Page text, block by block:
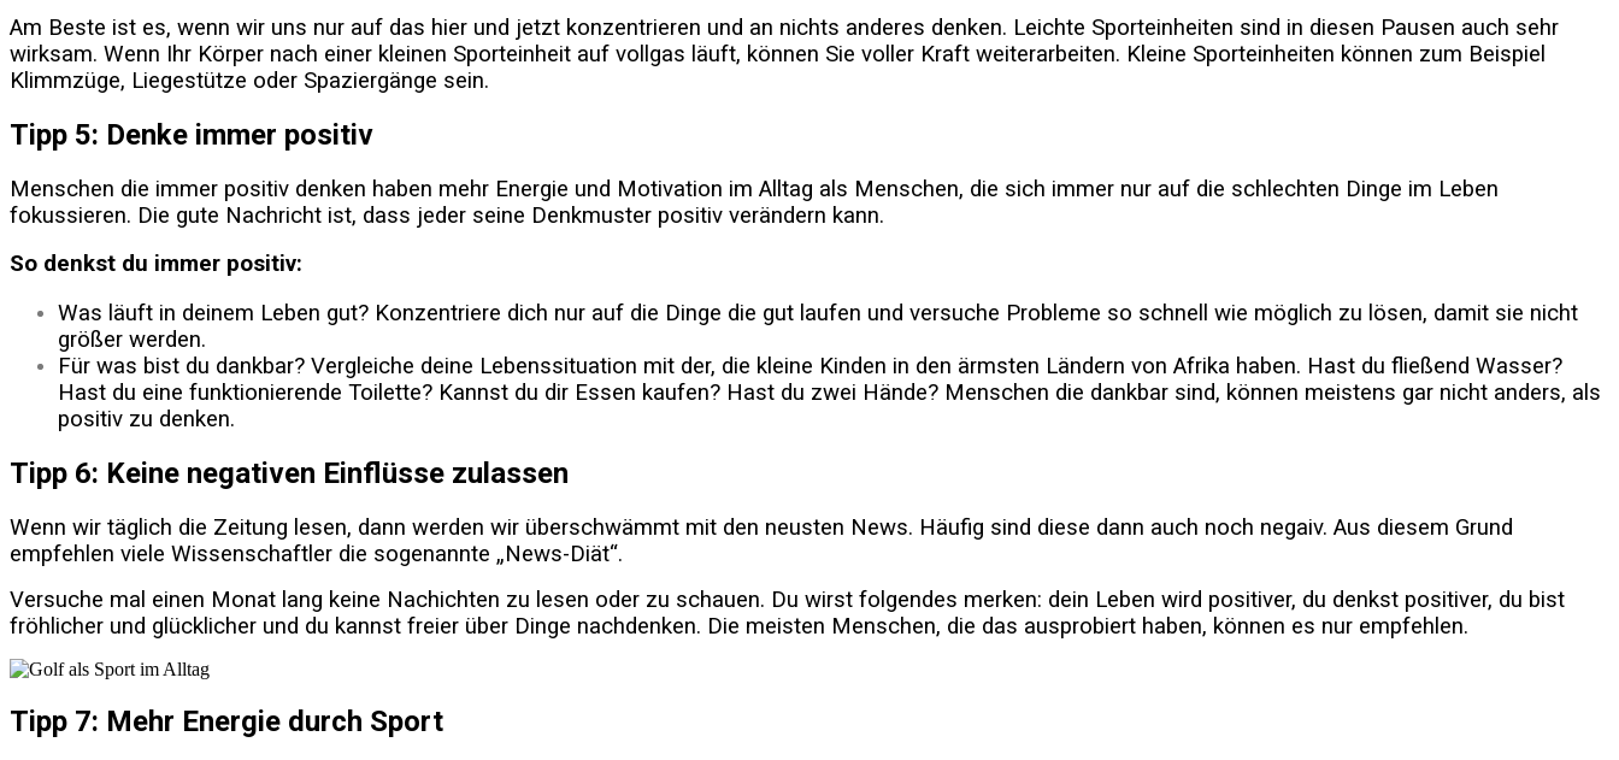
Am Beste ist es, wenn wir uns nur auf das hier und jetzt konzentrieren und an nichts anderes denken. Leichte Sporteinheiten sind in diesen Pausen auch sehr
wirksam. Wenn Ihr Körper nach einer kleinen Sporteinheit auf vollgas läuft, können Sie voller Kraft weiterarbeiten. Kleine Sporteinheiten können zum Beispiel
Klimmzüge, Liegestütze oder Spaziergänge sein.
Tipp 5: Denke immer positiv
Menschen die immer positiv denken haben mehr Energie und Motivation im Alltag als Menschen, die sich immer nur auf die schlechten Dinge im Leben
fokussieren. Die gute Nachricht ist, dass jeder seine Denkmuster positiv verändern kann.
So denkst du immer positiv:
Was läuft in deinem Leben gut? Konzentriere dich nur auf die Dinge die gut laufen und versuche Probleme so schnell wie möglich zu lösen, damit sie nicht
größer werden.
Für was bist du dankbar? Vergleiche deine Lebenssituation mit der, die kleine Kinden in den ärmsten Ländern von Afrika haben. Hast du fließend Wasser?
Hast du eine funktionierende Toilette? Kannst du dir Essen kaufen? Hast du zwei Hände? Menschen die dankbar sind, können meistens gar nicht anders, als
positiv zu denken.
Tipp 6: Keine negativen Einflüsse zulassen
Wenn wir täglich die Zeitung lesen, dann werden wir überschwämmt mit den neusten News. Häufig sind diese dann auch noch negaiv. Aus diesem Grund
empfehlen viele Wissenschaftler die sogenannte „News-Diät“.
Versuche mal einen Monat lang keine Nachichten zu lesen oder zu schauen. Du wirst folgendes merken: dein Leben wird positiver, du denkst positiver, du bist
fröhlicher und glücklicher und du kannst freier über Dinge nachdenken. Die meisten Menschen, die das ausprobiert haben, können es nur empfehlen.
Tipp 7: Mehr Energie durch Sport